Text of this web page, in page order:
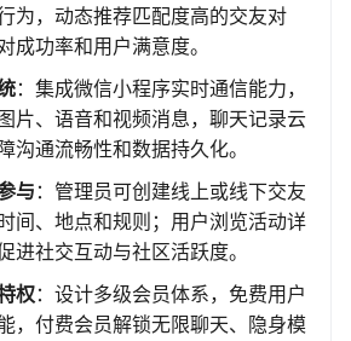
为，动态推荐匹配度高的交友对
成功率和用户满意度。
：集成微信小程序实时通信能力，
片、语音和视频消息，聊天记录云
沟通流畅性和数据持久化。
与：管理员可创建线上或线下交友
间、地点和规则；用户浏览活动详
进社交互动与社区活跃度。
权：设计多级会员体系，免费用户
，付费会员解锁无限聊天、隐身模